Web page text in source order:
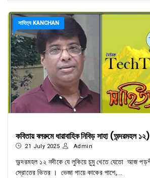
সাহিত্য KANCHAN
কবিতায় বলরুমে ধারাবাহিক নিবিড় সাহা (অন্দরমহল ১২)
21 July 2025 Admin
অন্দরমহল ১২ নদীকে যে লুকিয়ে চুমু খেতে যেতো আজ
স্রোতের ভিতর । ভেজা গায়ে কাকের পাশে,...